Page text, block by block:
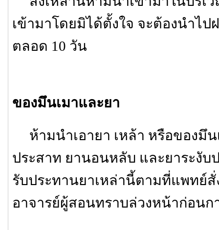
เข้ามาโดยมิได้ตั้งใจ จะต้องนำไป
ตลอด 10 วัน
ของมึนเมาและยา
ห้ามนำเอายา เหล้า หรือของมึน
ประสาท ยานอนหลับ และยาระงับ
รับประทานยาเหล่านี้ตามที่แพทย์สั่
อาจารย์ผู้สอนทราบล่วงหน้าก่อนก